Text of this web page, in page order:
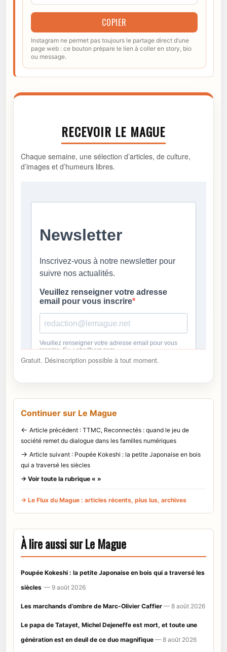
COPIER
Instagram ne permet pas toujours le partage direct d’une
page web : ce bouton prépare le lien à coller en story, bio
ou message.
RECEVOIR LE MAGUE
Chaque semaine, une sélection d’articles, de culture,
d’images et d’humeurs libres.
Gratuit. Désinscription possible à tout moment.
Continuer sur Le Mague
← Article précédent : TTMC, Reconnectés : quand le jeu de
société remet du dialogue dans les familles numériques
→ Article suivant : Poupée Kokeshi : la petite Japonaise en bois
qui a traversé les siècles
→ Voir toute la rubrique « »
→ Le Flux du Mague : articles récents, plus lus, archives
À lire aussi sur Le Mague
Poupée Kokeshi : la petite Japonaise en bois qui a traversé les
siècles — 9 août 2026
Les marchands d’ombre de Marc-Olivier Caffier — 8 août 2026
Le papa de Tatayet, Michel Dejeneffe est mort, et toute une
génération est en deuil de ce duo magnifique — 8 août 2026